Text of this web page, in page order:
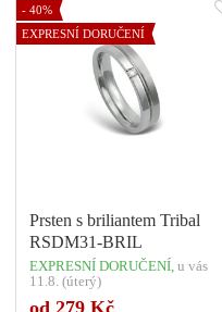
- 40%
EXPRESNÍ DORUČENÍ
Prsten s briliantem Tribal
RSDM31-BRIL
EXPRESNÍ DORUČENÍ, u vás
11.8. (úterý)
od 279 KčPočet variant: 1